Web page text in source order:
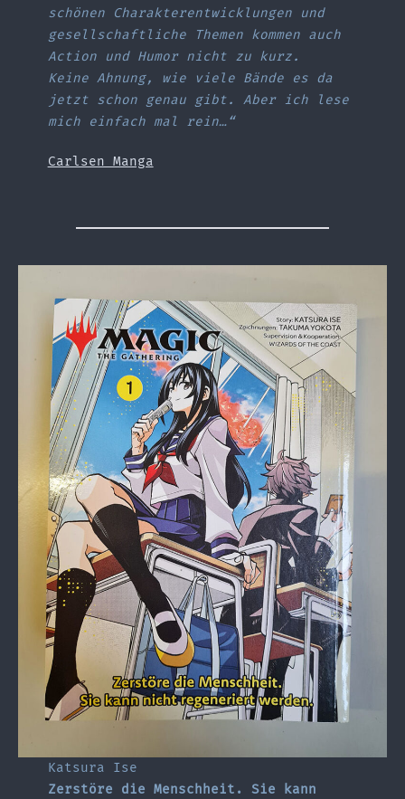
schönen Charakterentwicklungen und
gesellschaftliche Themen kommen auch
Action und Humor nicht zu kurz.
Keine Ahnung, wie viele Bände es da
jetzt schon genau gibt. Aber ich lese
mich einfach mal rein…“
Carlsen Manga
Katsura Ise
Zerstöre die Menschheit. Sie kann